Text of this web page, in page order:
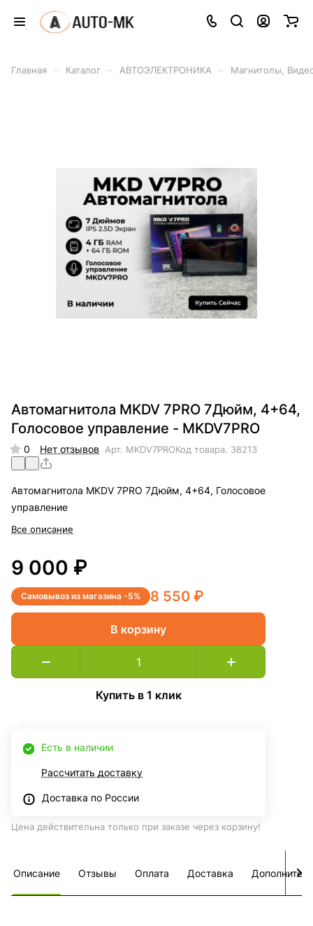
Главная Каталог АВТОЭЛЕКТРОНИКА Магнитолы,
Автомагнитола MKDV 7PRO 7Дюйм, 4+64,
Голосовое управление - MKDV7PRO
0 Нет отзывов Арт. MKDV7PROКод товара. 38213
Автомагнитола MKDV 7PRO 7Дюйм, 4+64, Голосовое
управление
Все описание
9 000 ₽
Самовывоз из магазина -5% 8 550 ₽
В корзину
Купить в 1 клик
Есть в наличии
Рассчитать доставку
Доставка по России
Цена действительна только при заказе через корзину!
Описание Отзывы Оплата Доставка